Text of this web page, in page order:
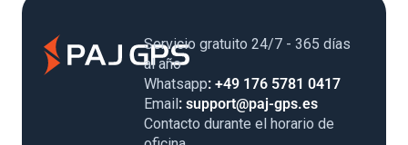
Servicio gratuito 24/7 - 365 días
al año
Whatsapp: +49 176 5781 0417
Email : support@paj-gps.es
Contacto durante el horario de